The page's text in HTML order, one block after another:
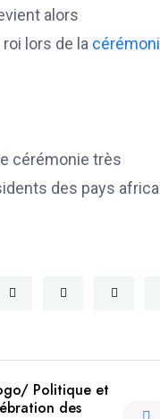
alors
lors de la
cérémonie très
des pays
Politique et
des